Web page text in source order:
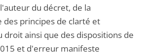
du décret, de la
des principes de clarté et
droit ainsi que des dispositions de
et d'erreur manifeste